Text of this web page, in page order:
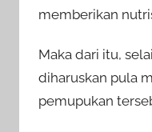
memberikan
Maka dari itu,
diharuskan pula
pemupukan